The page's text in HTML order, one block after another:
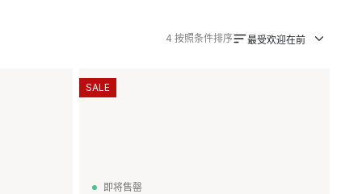
4 按照条件排序 最受欢迎在前
即将售罄
SALE